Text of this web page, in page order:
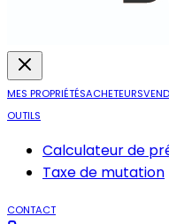
MES PROPRIÉTÉSACHETEURS
OUTILS
Calculateur de
Taxe de mutation
CONTACT